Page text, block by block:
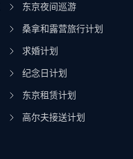
东京夜间巡游
桑拿和露营旅行计划
求婚计划
纪念日计划
东京租赁计划
高尔夫接送计划